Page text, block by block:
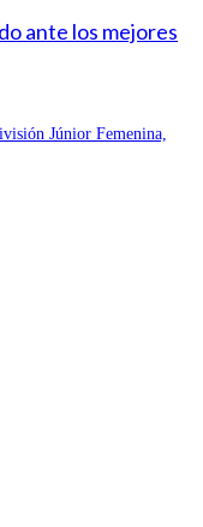
ante los mejores
Júnior Femenina,